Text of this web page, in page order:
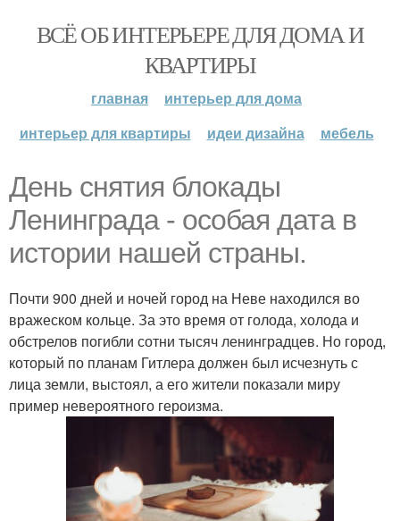
ВСЁ ОБ ИНТЕРЬЕРЕ ДЛЯ ДОМА И
КВАРТИРЫ
главная
интерьер для дома
интерьер для квартиры
идеи дизайна мебель
День снятия блокады
Ленинграда - особая дата в
истории нашей страны.
Почти 900 дней и ночей город на Неве находился во
вражеском кольце. За это время от голода, холода и
обстрелов погибли сотни тысяч ленинградцев. Но город,
который по планам Гитлера должен был исчезнуть с
лица земли, выстоял, а его жители показали миру
пример невероятного героизма.